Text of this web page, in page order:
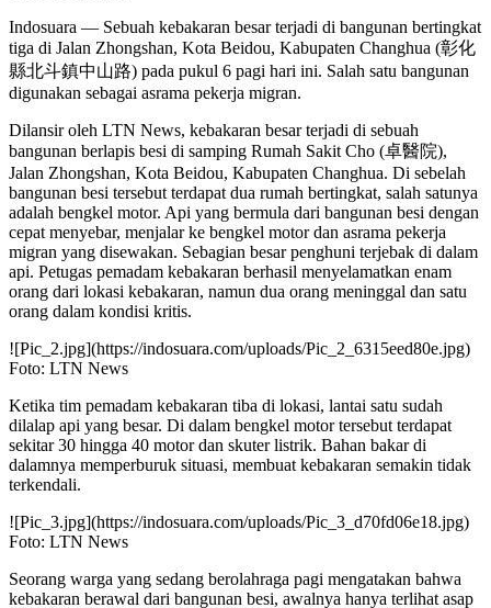
Indosuara — Sebuah kebakaran besar terjadi di bangunan bertingkat
tiga di Jalan Zhongshan, Kota Beidou, Kabupaten Changhua (彰化
縣北斗鎮中山路) pada pukul 6 pagi hari ini. Salah satu bangunan
digunakan sebagai asrama pekerja migran.
Dilansir oleh LTN News, kebakaran besar terjadi di sebuah
bangunan berlapis besi di samping Rumah Sakit Cho (卓醫院),
Jalan Zhongshan, Kota Beidou, Kabupaten Changhua. Di sebelah
bangunan besi tersebut terdapat dua rumah bertingkat, salah satunya
adalah bengkel motor. Api yang bermula dari bangunan besi dengan
cepat menyebar, menjalar ke bengkel motor dan asrama pekerja
migran yang disewakan. Sebagian besar penghuni terjebak di dalam
api. Petugas pemadam kebakaran berhasil menyelamatkan enam
orang dari lokasi kebakaran, namun dua orang meninggal dan satu
orang dalam kondisi kritis.
![Pic_2.jpg](https://indosuara.com/uploads/Pic_2_6315eed80e.jpg)
Foto: LTN News
Ketika tim pemadam kebakaran tiba di lokasi, lantai satu sudah
dilalap api yang besar. Di dalam bengkel motor tersebut terdapat
sekitar 30 hingga 40 motor dan skuter listrik. Bahan bakar di
dalamnya memperburuk situasi, membuat kebakaran semakin tidak
terkendali.
![Pic_3.jpg](https://indosuara.com/uploads/Pic_3_d70fd06e18.jpg)
Foto: LTN News
Seorang warga yang sedang berolahraga pagi mengatakan bahwa
kebakaran berawal dari bangunan besi, awalnya hanya terlihat asap